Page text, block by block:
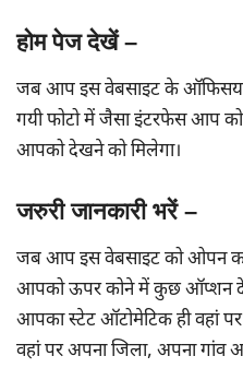
होम पेज देखें –
जब आप इस वेबसाइट के
गयी फोटो में जैसा इंटरफेस आप
आपको देखने को मिलेगा।
जरुरी जानकारी भरें –
जब आप इस वेबसाइट को ओपन
आपको ऊपर कोने में कुछ ऑप्शन
आपका स्टेट ऑटोमेटिक ही वहां
वहां पर अपना जिला, अपना